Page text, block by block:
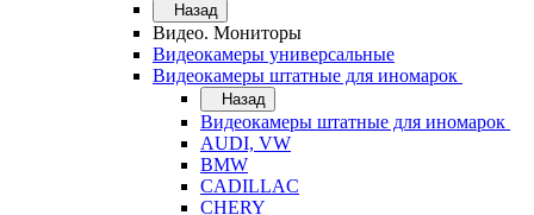
Назад
Видео. Мониторы
Видеокамеры универсальные
Видеокамеры штатные для иномарок
Назад
Видеокамеры штатные для иномарок
AUDI, VW
BMW
CADILLAC
CHERY